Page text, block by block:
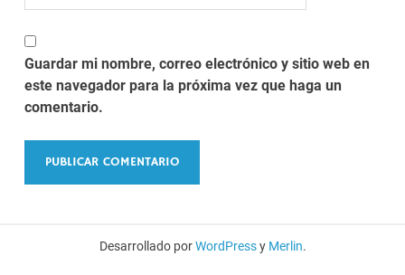
Guardar mi nombre, correo electrónico y sitio web en
este navegador para la próxima vez que haga un
comentario.
Desarrollado porWordPressy Merlin.